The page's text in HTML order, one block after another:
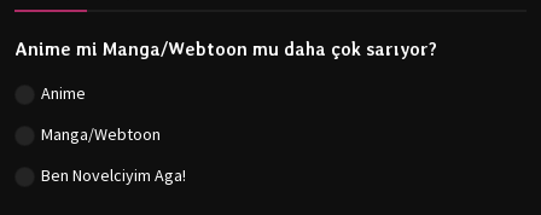
Anime mi Manga/Webtoon mu daha çok sarıyor?
Anime
Manga/Webtoon
Ben Novelciyim Aga!